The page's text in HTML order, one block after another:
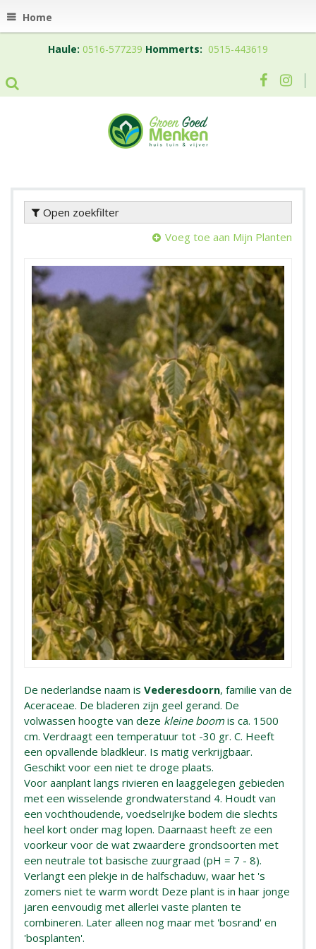
Home
Haule: 0516-577239 Hommerts: 0515-443619
Open zoekfilter
Voeg toe aan Mijn Planten
De nederlandse naam is Vederesdoorn, familie van de
Aceraceae. De bladeren zijn geel gerand. De
volwassen hoogte van deze kleine boomis ca. 1500
cm. Verdraagt een temperatuur tot -30 gr. C. Heeft
een opvallende bladkleur. Is matig verkrijgbaar.
Geschikt voor een niet te droge plaats.
Voor aanplant langs rivieren en laaggelegen gebieden
met een wisselende grondwaterstand 4. Houdt van
een vochthoudende, voedselrijke bodem die slechts
heel kort onder mag lopen. Daarnaast heeft ze een
voorkeur voor de wat zwaardere grondsoorten met
een neutrale tot basische zuurgraad (pH = 7 - 8).
Verlangt een plekje in de halfschaduw, waar het 's
zomers niet te warm wordt Deze plant is in haar jonge
jaren eenvoudig met allerlei vaste planten te
combineren. Later alleen nog maar met 'bosrand' en
'bosplanten'.